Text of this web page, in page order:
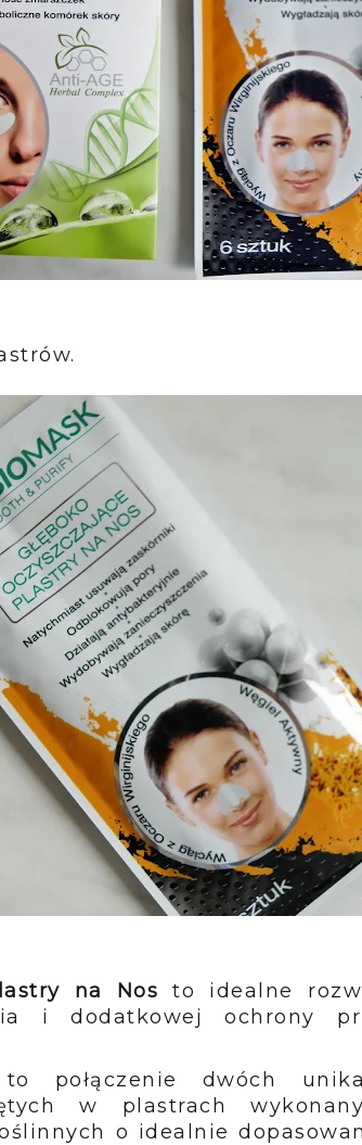
na Nosto idealne
i dodatkowej ochrony
połączenie dwóch
w plastrach
o idealnie